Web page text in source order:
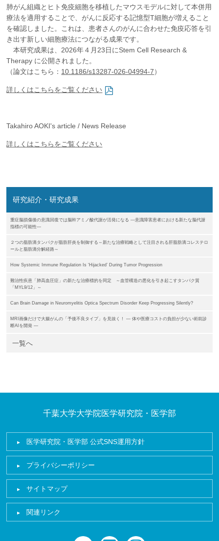
肺がん組織とヒト免疫細胞を移植したマウスモデルに対して本併用
療法を適用することで、がんに反応する記憶型T細胞が増えること
を確認しました。これは、患者さんのがんに合わせた免疫応答を引
き出す新しい細胞療法につながる成果です。
本研究成果は、2026年４月23日にStem Cell Research &
Therapy に公開されました。
（論文はこちら： 10.1186/s13287-026-04994-7）
詳しくはこちらをご覧ください
Takahiro AOKI's article / News Release
詳しくはこちらをご覧ください
研究紹介・研究成果
重症脳損傷後の意識回復では脳幹アミノ酸代謝が活発になる ―意識障害患者における新たな脳代謝
指標の可能性―
２つの脂肪滴タンパクが脂肪肝炎を制御する～新たな治療戦略として注目される肝脂肪滴コレステロ
ールと脂肪滴分解経路～
How Systemic Immune Regulation Is ‘Hijacked’ During Tumor Progression
難治性疾患「肺高血圧症」の新たな治療標的を同定 ～血管構造の悪化を引き起こすタンパク質
「MYL9/12」～
Can Brain Damage in Neuromyelitis Optica Spectrum Disorder Keep Progressing Silently?
MRI画像だけで大腸がんの「予後不良タイプ」を見抜く！ ― 体や医療コストの負担が少ない術前診
断AIを開発 ―
一覧へ
千葉大学大学院医学研究院・医学部
医学研究院・医学部 公式SNS運用方針
プライバシーポリシー
サイトマップ
関連リンク